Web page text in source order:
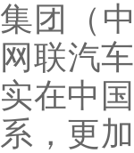
集团（
网联汽
实在中
系，更